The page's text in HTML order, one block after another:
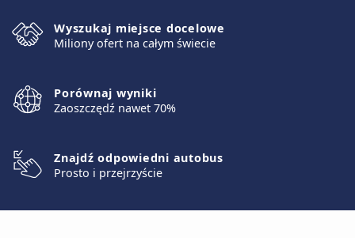
Wyszukaj miejsce docelowe
Miliony ofert na całym świecie
Porównaj wyniki
Zaoszczędź nawet 70%
Znajdź odpowiedni autobus
Prosto i przejrzyście